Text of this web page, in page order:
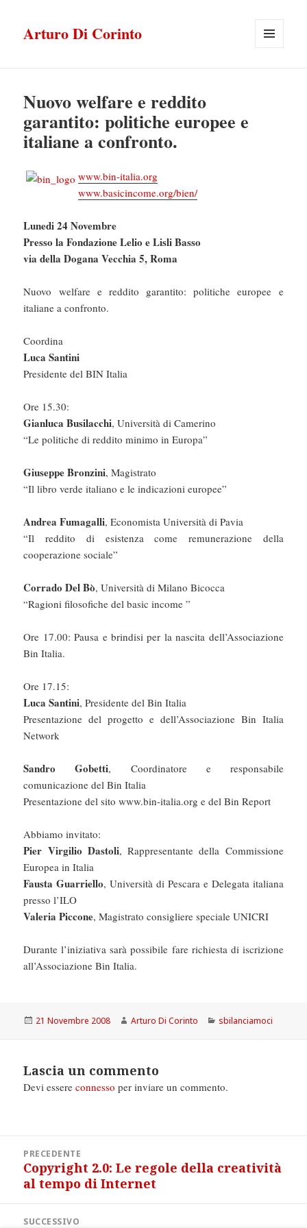
Arturo Di Corinto
Nuovo welfare e reddito
garantito: politiche europee e
italiane a confronto.
www.bin-italia.org
www.basicincome.org/bien/
Lunedi 24 Novembre
Presso la Fondazione Lelio e Lisli Basso
via della Dogana Vecchia 5, Roma
Nuovo welfare e reddito garantito: politiche europee e
italiane a confronto.
Coordina
Luca Santini
Presidente del BIN Italia
Ore 15.30:
Gianluca Busilacchi, Università di Camerino
“Le politiche di reddito minimo in Europa”
Giuseppe Bronzini, Magistrato
“Il libro verde italiano e le indicazioni europee”
Andrea Fumagalli, Economista Università di Pavia
“Il reddito di esistenza come remunerazione della
cooperazione sociale”
Corrado Del Bò, Università di Milano Bicocca
“Ragioni filosofiche del basic income ”
Ore 17.00: Pausa e brindisi per la nascita dell’Associazione
Bin Italia.
Ore 17.15:
Luca Santini, Presidente del Bin Italia
Presentazione del progetto e dell’Associazione Bin Italia
Network
Sandro Gobetti, Coordinatore e responsabile
comunicazione del Bin Italia
Presentazione del sito www.bin-italia.org e del Bin Report
Abbiamo invitato:
Pier Virgilio Dastoli, Rappresentante della Commissione
Europea in Italia
Fausta Guarriello, Università di Pescara e Delegata italiana
presso l’ILO
Valeria Piccone, Magistrato consigliere speciale UNICRI
Durante l’iniziativa sarà possibile fare richiesta di iscrizione
all’Associazione Bin Italia.
Scritto
21 Novembre 2008 Autore
Arturo Di Corinto Categorie
sbilanciamoci
Lascia un commento
Devi essereconnesso per inviare un commento.
articoliPRECEDENTE
Articolo
precedente:
Copyright 2.0: Le regole della creatività
al tempo di Internet
SUCCESSIVO